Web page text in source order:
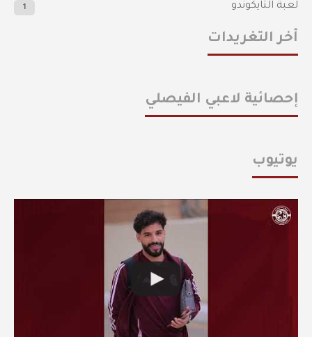
لعبة التايكوندو 1
أخر التغريدات
إحصائية لاعبي الفيصلي
يوتيوب